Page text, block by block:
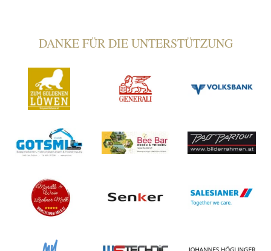
DANKE FÜR DIE UNTERSTÜTZUNG